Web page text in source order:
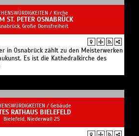
/ Kirche
ST. PETER OSNABRÜCK
Große Domsfreiheit
in Osnabrück zählt zu den Meisterwerken
Es ist die Kathedralkirche des
/ Gebäude
RATHAUS BIELEFELD
Bielefeld, Niederwall 25